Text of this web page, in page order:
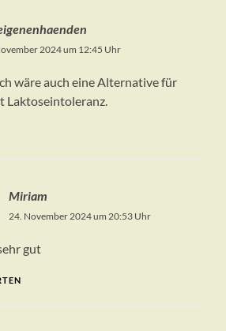
2024 um 12:45 Uhr
wäre auch eine Alternative für
Laktoseintoleranz.
Miriam
24. November 2024 um 20:53 Uhr
gut